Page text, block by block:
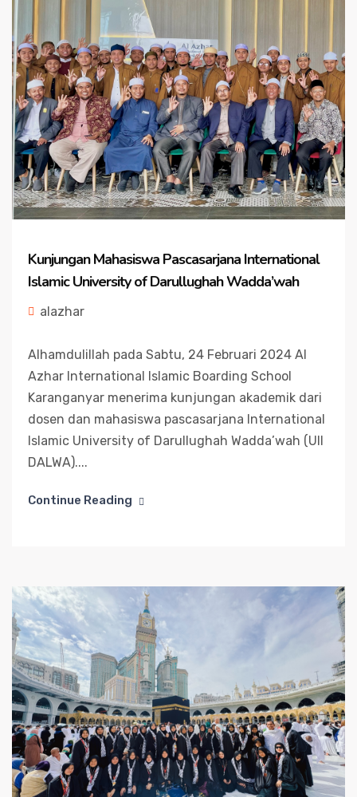
Kunjungan Mahasiswa Pascasarjana International
Islamic University of Darullughah Wadda’wah
alazhar
Alhamdulillah pada Sabtu, 24 Februari 2024 Al
Azhar International Islamic Boarding School
Karanganyar menerima kunjungan akademik dari
dosen dan mahasiswa pascasarjana International
Islamic University of Darullughah Wadda’wah (UII
DALWA)....
Continue Reading